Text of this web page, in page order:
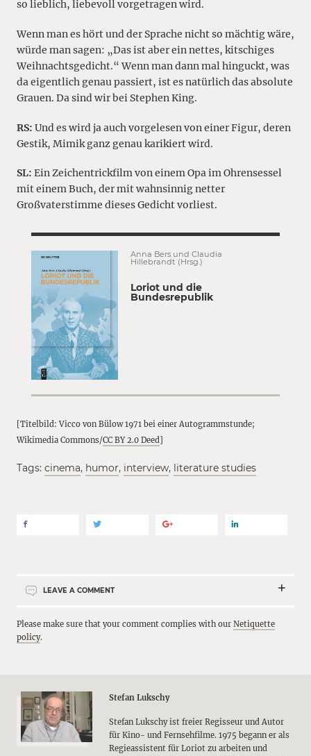
so lieblich, liebevoll vorgetragen wird.
Wenn man es hört und der Sprache nicht so mächtig wäre,
würde man sagen: „Das ist aber ein nettes, kitschiges
Weihnachtsgedicht.“ Wenn man dann mal hinguckt, was
da eigentlich genau passiert, ist es natürlich das absolute
Grauen. Da sind wir bei Stephen King.
RS: Und es wird ja auch vorgelesen von einer Figur, deren
Gestik, Mimik ganz genau karikiert wird.
SL: Ein Zeichentrickfilm von einem Opa im Ohrensessel
mit einem Buch, der mit wahnsinnig netter
Großvaterstimme dieses Gedicht vorliest.
Anna Bers und Claudia
Hillebrandt (Hrsg.)
Loriot und die
Bundesrepublik
[Titelbild: Vicco von Bülow 1971 bei einer Autogrammstunde;
Wikimedia Commons/CC BY 2.0 Deed]
Tags: cinema, humor, interview, literature studies
LEAVE A COMMENT
Please make sure that your comment complies with our Netiquette
policy.
Stefan Lukschy
Stefan Lukschy ist freier Regisseur und Autor
für Kino- und Fernsehfilme. 1975 begann er als
Regieassistent für Loriot zu arbeiten und